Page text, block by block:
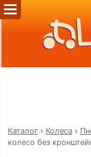
Каталог› Колеса›
колесо без